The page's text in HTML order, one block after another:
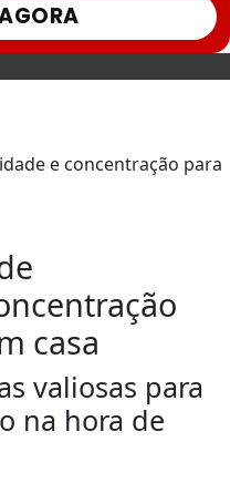
casa
valiosas para
na hora de